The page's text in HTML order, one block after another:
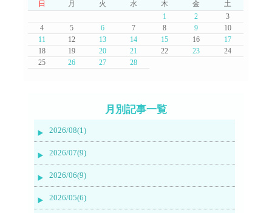
日 月 火 水 木 金
土
1
2
3
4
5 6 7 8 9
10
11
12 13 14 15 16
17
18
19 20 21 22 23
24
25
26 27 28
月別記事一覧
2026/08(1)
2026/07(9)
2026/06(9)
2026/05(6)